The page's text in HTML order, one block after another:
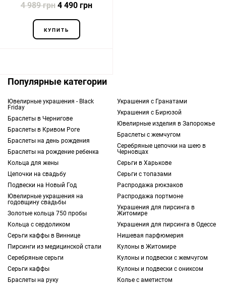
4 989 грн4 490 грн
КУПИТЬ
Популярные категории
Ювелирные украшения - Black
Friday
Браслеты в Чернигове
Браслеты в Кривом Роге
Браслеты на день рождения
Браслеты на рождение ребенка
Кольца для жены
Цепочки на свадьбу
Подвески на Новый Год
Ювелирные украшения на
годовщину свадьбы
Золотые кольца 750 пробы
Кольца с сердоликом
Серьги каффы в Виннице
Пирсинги из медицинской стали
Серебряные серьги
Серьги каффы
Браслеты на руку
Украшения с Гранатами
Украшения с Бирюзой
Ювелирные изделия в Запорожье
Браслеты с жемчугом
Серебряные цепочки на шею в
Черновцах
Серьги в Харькове
Серьги с топазами
Распродажа рюкзаков
Распродажа портмоне
Украшения для пирсинга в
Житомире
Украшения для пирсинга в Одессе
Нишевая парфюмерия
Кулоны в Житомире
Кулоны и подвески с жемчугом
Кулоны и подвески с ониксом
Колье с аметистом